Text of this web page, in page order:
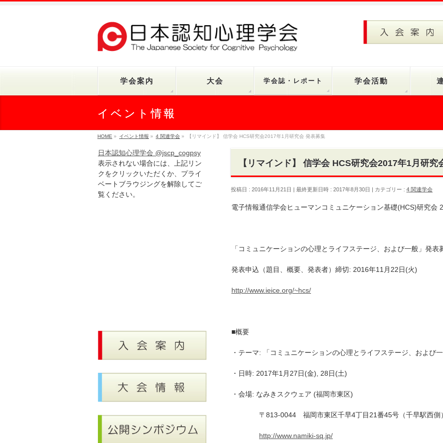
学会案内 大会 学会誌・レポート 学会活動
イベント情報
HOME » イベント情報 » 4 関連学会 » 【リマインド】 信学会 HCS研究会2017年1月研究会 発表募集
【リマインド】 信学会 HCS研究会2017年1月研究
投稿日 : 2016年11月21日 最終更新日時 : 2017年8月30日 カテゴリー : 4 関連学会
電子情報通信学会ヒューマンコミュニケーション基礎(HCS)研究会
「コミュニケーションの心理とライフステージ、および一般」発表
発表申込（題目、概要、発表者）締切: 2016年11月22日(火)
http://www.ieice.org/~hcs/
■概要
・テーマ: 「コミュニケーションの心理とライフステージ、および一
・日時: 2017年1月27日(金), 28日(土)
・会場: なみきスクウェア (福岡市東区)
〒813-0044 福岡市東区千早4丁目21番45号（千早駅西側）
http://www.namiki-sq.jp/
日本認知心理学会 @jscp_cogpsy
表示されない場合には、上記リン
クをクリックいただくか、プライ
ベートブラウジングを解除してご
覧ください。